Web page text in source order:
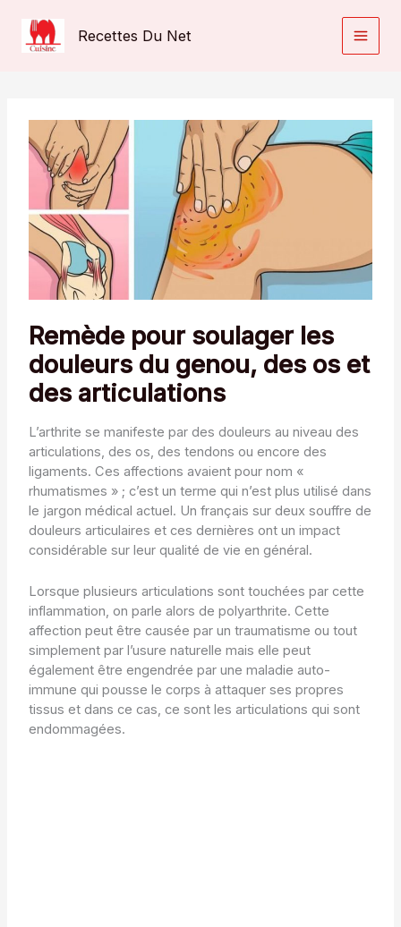
contenu
Recettes Du Net
Remède pour soulager les
douleurs du genou, des os et
des articulations
L’arthrite se manifeste par des douleurs au niveau des
articulations, des os, des tendons ou encore des
ligaments. Ces affections avaient pour nom «
rhumatismes » ; c’est un terme qui n’est plus utilisé dans
le jargon médical actuel. Un français sur deux souffre de
douleurs articulaires et ces dernières ont un impact
considérable sur leur qualité de vie en général.
Lorsque plusieurs articulations sont touchées par cette
inflammation, on parle alors de polyarthrite. Cette
affection peut être causée par un traumatisme ou tout
simplement par l’usure naturelle mais elle peut
également être engendrée par une maladie auto-
immune qui pousse le corps à attaquer ses propres
tissus et dans ce cas, ce sont les articulations qui sont
endommagées.